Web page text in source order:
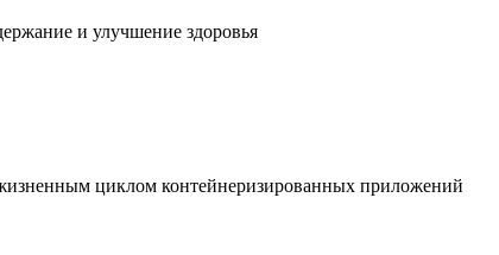
и улучшение здоровья
циклом контейнеризированных приложений